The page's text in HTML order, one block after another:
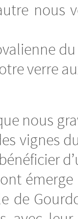
verre
nous
vignes
de